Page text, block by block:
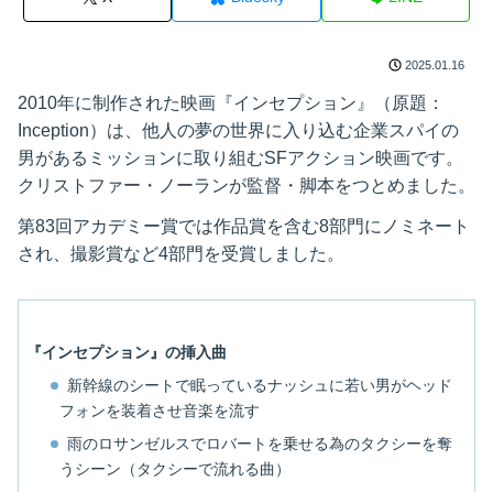
2025.01.16
2010年に制作された映画『インセプション』（原題：
Inception）は、他人の夢の世界に入り込む企業スパイの
男があるミッションに取り組むSFアクション映画です。
クリストファー・ノーランが監督・脚本をつとめました。
第83回アカデミー賞では作品賞を含む8部門にノミネート
され、撮影賞など4部門を受賞しました。
『インセプション』の挿入曲
新幹線のシートで眠っているナッシュに若い男がヘッド
フォンを装着させ音楽を流す
雨のロサンゼルスでロバートを乗せる為のタクシーを奪
うシーン（タクシーで流れる曲）